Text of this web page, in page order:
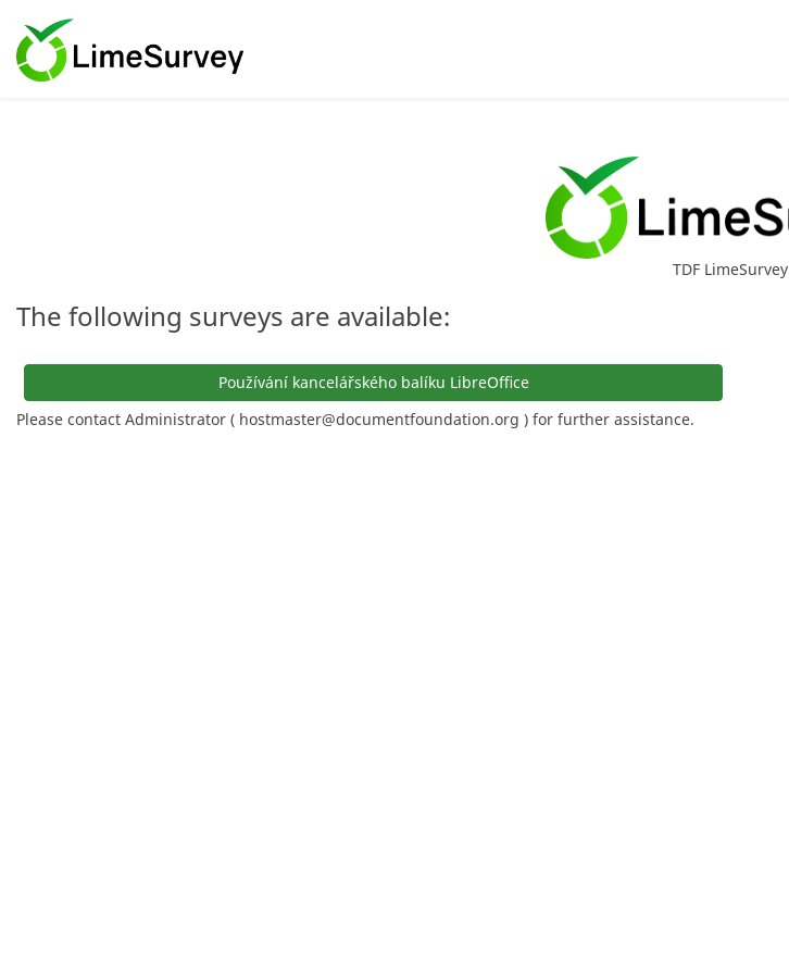
TDF LimeSurvey
The following surveys are available:
Používání kancelářského balíku LibreOffice
Please contact Administrator ( hostmaster@documentfoundation.org ) for further assistance.